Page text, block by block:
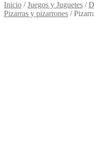
Inicio /Juegos y Juguetes /
Pizarras y pizarrones /